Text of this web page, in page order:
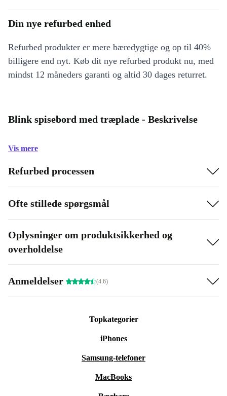
Din nye refurbed enhed
Refurbed produkter er mere bæredygtige og op til 40%
billigere end nyt. Køb dit nye refurbed produkt nu, med
mindst 12 måneders garanti og altid 30 dages returret.
Blink spisebord med træplade - Beskrivelse
Vis mere
Refurbed processen
Ofte stillede spørgsmål
Oplysninger om produktsikkerhed og
overholdelse
Anmeldelser (4.6)
Topkategorier
iPhones
Samsung-telefoner
MacBooks